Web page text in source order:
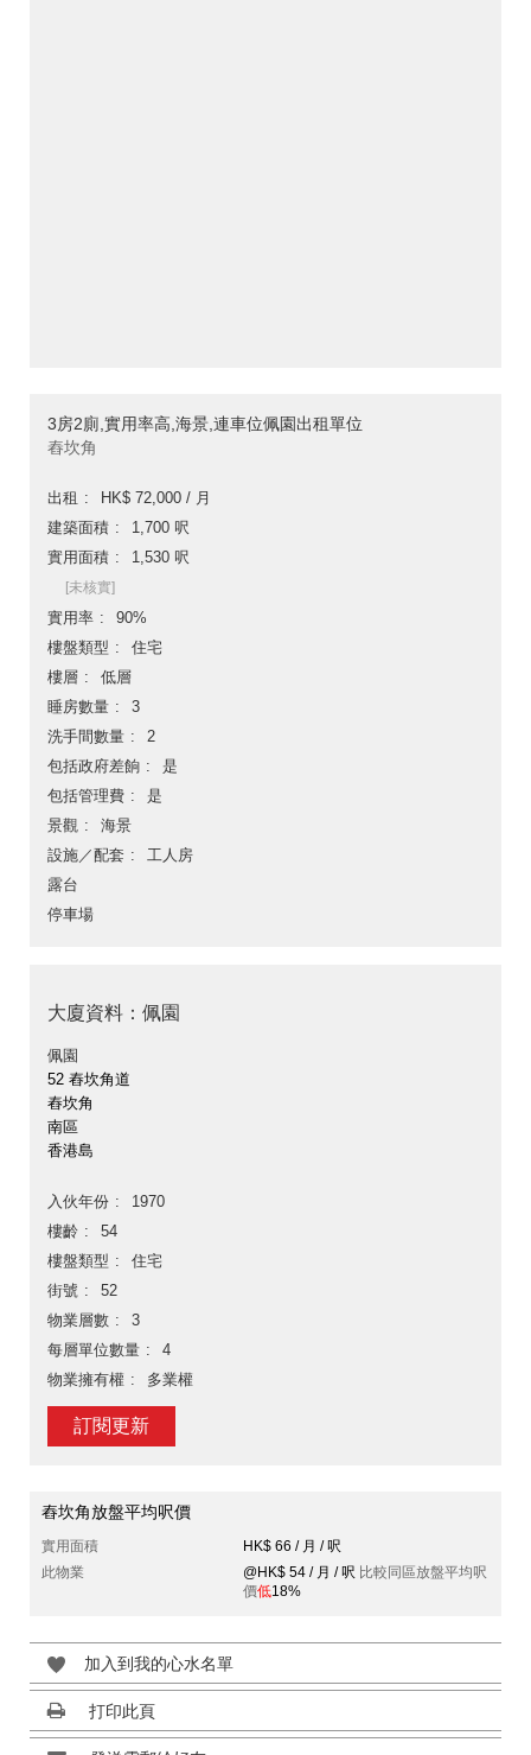
3房2廁,實用率高,海景,連車位佩園出租單位
舂坎角
出租
HK$ 72,000 / 月
建築面積
1,700 呎
實用面積
1,530 呎
[未核實]
實用率
90%
樓盤類型
住宅
樓層
低層
睡房數量
3
洗手間數量
2
包括政府差餉
是
包括管理費
是
景觀
海景
設施／配套
工人房
露台
停車場
大廈資料：佩園
佩園
52 舂坎角道
舂坎角
南區
香港島
入伙年份
1970
樓齡
54
樓盤類型
住宅
街號
52
物業層數
3
每層單位數量
4
物業擁有權
多業權
訂閱更新
舂坎角放盤平均呎價
實用面積
HK$ 66 / 月 / 呎
此物業
@HK$ 54 / 月 / 呎 比較同區放盤平均呎
價低18%
加入到我的心水名單
打印此頁